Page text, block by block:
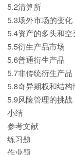
5.2清算所
5.3场外市场的变化
5.4资产的多头和空
5.5衍生产品市场
5.6普通衍生产品
5.7非传统衍生产品
5.8奇异期权和结构
5.9风险管理的挑战
小结
参考文献
练习题
作业题